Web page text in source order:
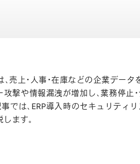
、売上・人事・在庫などの企業デー
撃や情報漏洩が増加し、業務停止
では、ERP導入時のセキュリティリ
ます。